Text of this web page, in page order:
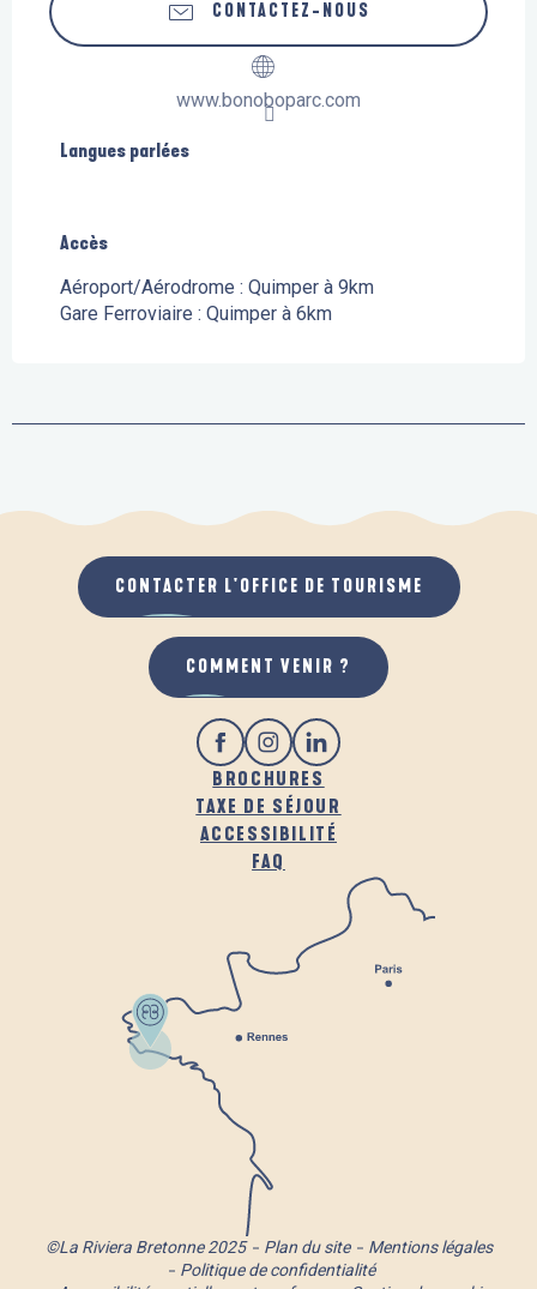
CONTACTEZ-NOUS
www.bonoboparc.com
Langues parlées
Langues parlées
Accès
Accès
Aéroport/Aérodrome : Quimper à 9km
Gare Ferroviaire : Quimper à 6km
BROCHURES
TAXE DE SÉJOUR
ACCESSIBILITÉ
FAQ
CONTACTER L'OFFICE DE TOURISME
COMMENT VENIR ?
©La Riviera Bretonne 2025 Plan du site
Mentions légales
Politique de confidentialité